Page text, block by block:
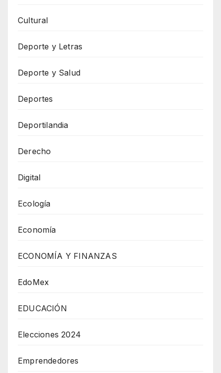
Cultural
Deporte y Letras
Deporte y Salud
Deportes
Deportilandia
Derecho
Digital
Ecología
Economía
ECONOMÍA Y FINANZAS
EdoMex
EDUCACIÓN
Elecciones 2024
Emprendedores